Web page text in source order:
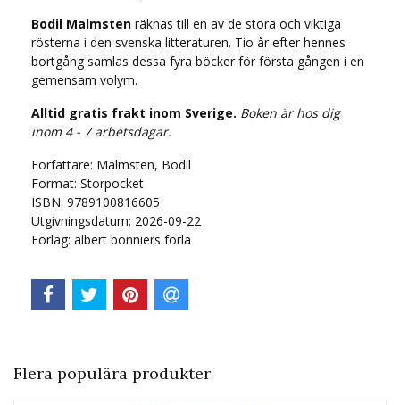
Bodil Malmsten räknas till en av de stora och viktiga
rösterna i den svenska litteraturen. Tio år efter hennes
bortgång samlas dessa fyra böcker för första gången i en
gemensam volym.
Alltid gratis frakt inom Sverige. Boken är hos dig
inom 4 - 7 arbetsdagar.
Författare: Malmsten, Bodil
Format: Storpocket
ISBN: 9789100816605
Utgivningsdatum: 2026-09-22
Förlag: albert bonniers förla
Flera populära produkter